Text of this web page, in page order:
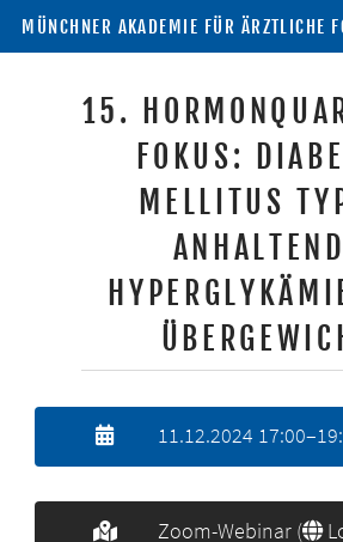
MÜNCHNER AKADEMIE FÜR ÄRZTLICHE
15.
FOKUS:
MELLITUS
11.12.2024
Zoom-Webinar (